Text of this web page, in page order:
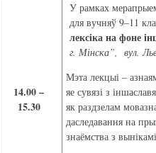
14.00 –
15.30
У рамках
для вучняў 9–11
лексіка на фоне
г. Мінска”, вул.
Мэта лекцыі –
яе сувязі з
як раздзелам
даследавання на
знаёмства з